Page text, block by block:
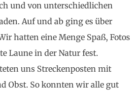
und von unterschiedlichen
Auf und ab ging es über
hatten eine Menge Spaß, Fotos
Laune in der Natur fest.
uns Streckenposten mit
Obst. So konnten wir alle gut